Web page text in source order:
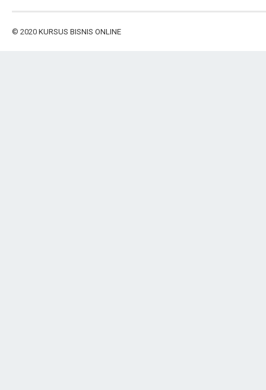
© 2020 KURSUS BISNIS ONLINE